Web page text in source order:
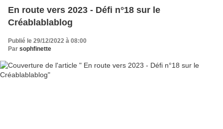
En route vers 2023 - Défi n°18 sur le
Créablablablog
Publié le 29/12/2022 à 08:00
Par sophfinette